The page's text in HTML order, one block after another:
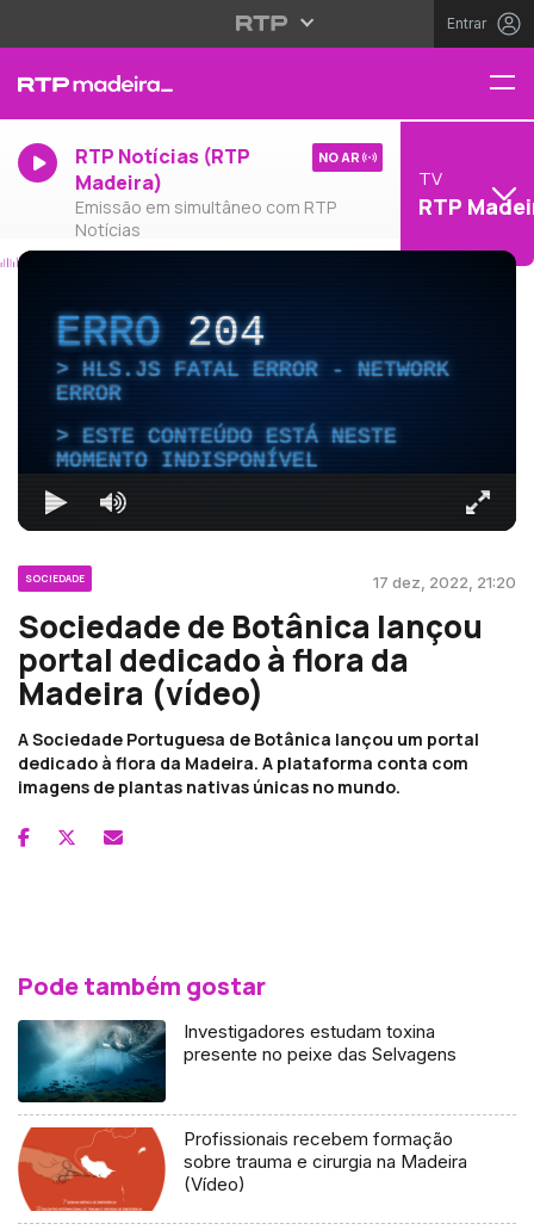
Entrar
RTP Notícias (RTP
Madeira)
Emissão em simultâneo com RTP
Notícias
NO AR
TV
RTP
ERRO204
HLS.JS FATAL ERROR - NETWORK
ERROR
ESTE CONTEÚDO ESTÁ NESTE
MOMENTO INDISPONÍVEL
SOCIEDADE 17 dez, 2022, 21:20
Sociedade de Botânica lançou
portal dedicado à flora da
Madeira (vídeo)
A Sociedade Portuguesa de Botânica lançou um portal
dedicado à flora da Madeira. A plataforma conta com
imagens de plantas nativas únicas no mundo.
Pode também gostar
Investigadores estudam toxina
presente no peixe das Selvagens
Profissionais recebem formação
sobre trauma e cirurgia na Madeira
(Vídeo)